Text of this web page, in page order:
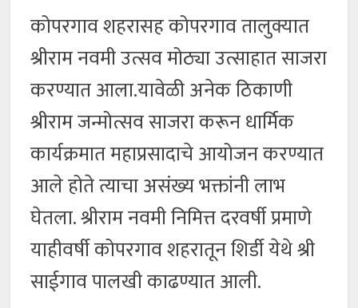
कोपरगाव शहरासह कोपरगाव तालुक्यात
श्रीराम नवमी उत्सव मोठ्या उत्साहात साजरा
करण्यात आला.यावेळी अनेक ठिकाणी
श्रीराम जन्मोत्सव साजरा करून धार्मिक
कार्यक्रमात महाप्रसादाचे आयोजन करण्यात
आले होते त्याचा असंख्य भक्तांनी लाभ
घेतला. श्रीराम नवमी निमित्त दरवर्षी प्रमाणे
याहीवर्षी कोपरगाव शहरातून शिर्डी येथे श्री
साईगाव पालखी काढण्यात आली.